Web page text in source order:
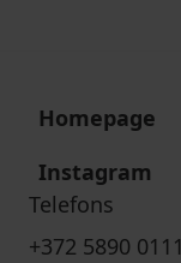
Homepage
Instagram
Telefons
+372 5890 0111